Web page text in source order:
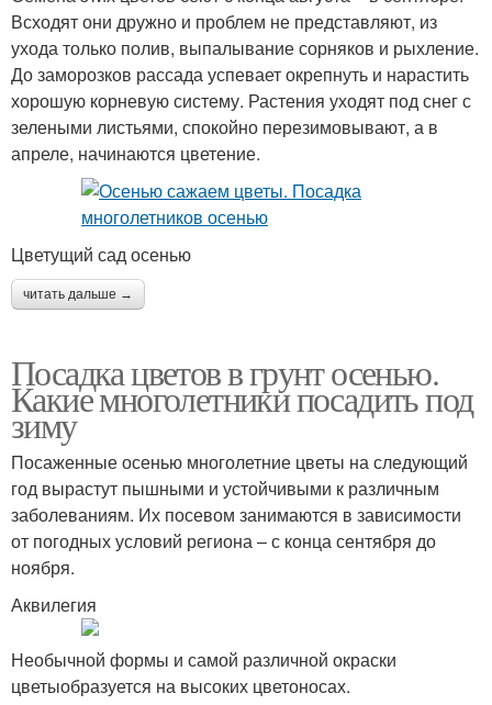
Всходят они дружно и проблем не представляют, из
ухода только полив, выпалывание сорняков и рыхление.
До заморозков рассада успевает окрепнуть и нарастить
хорошую корневую систему. Растения уходят под снег с
зелеными листьями, спокойно перезимовывают, а в
апреле, начинаются цветение.
Цветущий сад осенью
читать дальше →
Посадка цветов в грунт осенью.
Какие многолетники посадить под
зиму
Посаженные осенью многолетние цветы на следующий
год вырастут пышными и устойчивыми к различным
заболеваниям. Их посевом занимаются в зависимости
от погодных условий региона – с конца сентября до
ноября.
Аквилегия
Необычной формы и самой различной окраски
цветыобразуется на высоких цветоносах.